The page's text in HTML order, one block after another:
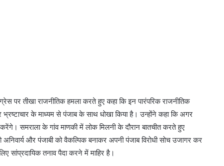
तीखा राजनीतिक हमला करते हुए कहा कि इन पारंपरिक राजनीतिक
भ्रष्टाचार के माध्यम से पंजाब के साथ धोखा किया है। उन्होंने कहा कि अगर
समराला के गांव माणकी में लोक मिलनी के दौरान बातचीत करते हुए
और पंजाबी को वैकल्पिक बनाकर अपनी पंजाब विरोधी सोच उजागर कर
सांप्रदायिक तनाव पैदा करने में माहिर है।